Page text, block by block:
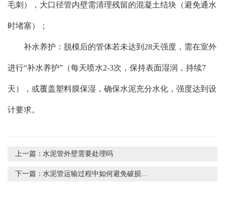
毛刺），大口径管内壁需清理残留的混凝土结块（避免通水
时堵塞）；
补水养护：脱模后的管体若未达到28天强度，需在室外
进行“补水养护”（每天喷水2-3次，保持表面湿润，持续7
天），或覆盖塑料膜保湿，确保水泥充分水化，强度达到设
计要求。
上一篇：水泥管外壁需要处理吗
下一篇：水泥管运输过程中如何避免破损...